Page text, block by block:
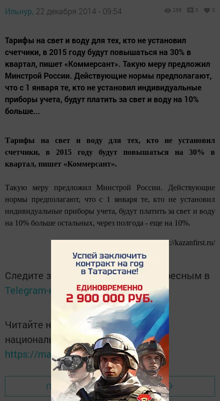
Ильнур, 22 декабря 2014 - 09:54 256 0 0
Тарифы на свет и воду для тех, кто не установил
счетчики, в 2015 году будут повышаться на 30% в
квартал, пишет «Коммерсант». Такую меру предложил
Минстрой России. Действующие нормы предполагают,
что с 1 января те, кто не установил индивидуальные
приборы учета, будут платить за свет и воду на 10%
больше...
Тарифы на свет и воду для тех, кто не установил
счетчики, в 2015 году будут повышаться на 30% в
квартал, пишет «Коммерсант».
Такую меру предложил Минстрой России. Действующие
нормы предполагают, что с 1 января те, кто не установил
индивидуальные приборы учета, будут платить за свет и воду
на 10% больше остальных, через полгода - еще на 10%.
http://kazanfirst.ru/
Следите за самым важным и интересным в
Telegram-каналеТатмедиа
Читайте новости Татарстана в
национальном мессенджере MАХ:
https://max.ru/tatmedia
Перейти на страницу новости